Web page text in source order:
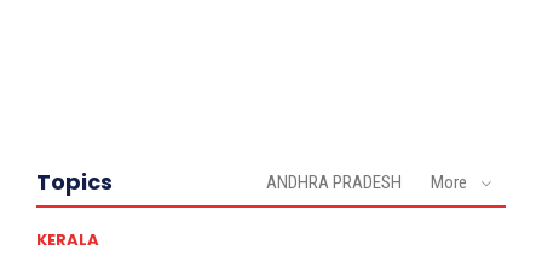
Topics ANDHRA PRADESH More
KERALA